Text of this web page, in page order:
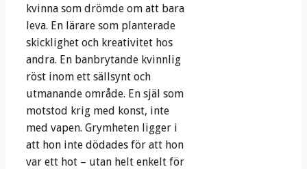
kvinna som drömde om att bara
leva. En lärare som planterade
skicklighet och kreativitet hos
andra. En banbrytande kvinnlig
röst inom ett sällsynt och
utmanande område. En själ som
motstod krig med konst, inte
med vapen. Grymheten ligger i
att hon inte dödades för att hon
var ett hot – utan helt enkelt för